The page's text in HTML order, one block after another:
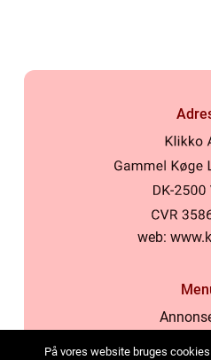
web:
På vores website bruges